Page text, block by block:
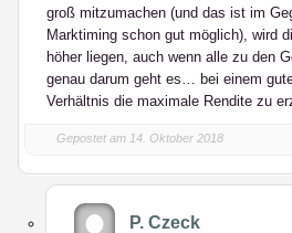
groß mitzumachen (und das ist im
Marktiming schon gut möglich), wird
höher liegen, auch wenn alle zu den
genau darum geht es… bei einem
Verhältnis die maximale Rendite zu
Gepostet am 14. Oktober 2018
P. Czeck